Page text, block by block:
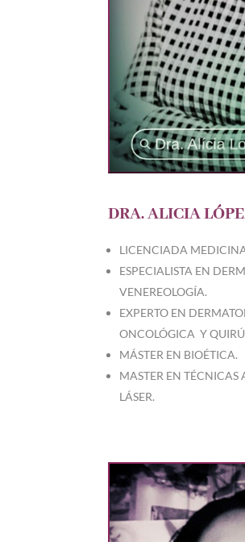
DRA. ALICIA
LICENCIADA
ESPECIALISTA EN
VENEREOLOGÍA.
EXPERTO EN
ONCOLÓGICA Y
MÁSTER EN BIOÉTICA.
MASTER EN TÉCNICAS
LÁSER.